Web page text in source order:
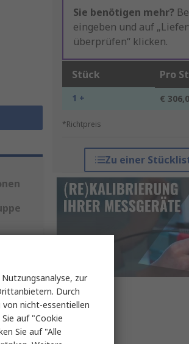
Sie benötigen mehr?
eingeben und auf
überprüfen“ klicken.
Stück Pro
1 + €
*Richtpreis
Zu einer
zur
Durch
von nicht-essentiellen
auf "Cookie
Sie auf "Alle